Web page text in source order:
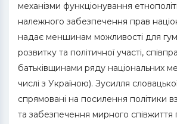
механізми функціонування
належного забезпечення прав
надає меншинам можливості для
розвитку та політичної участі,
батьківщинами ряду національних
числі з Україною). Зусилля
спрямовані на посилення політики
та забезпечення мирного співжиття